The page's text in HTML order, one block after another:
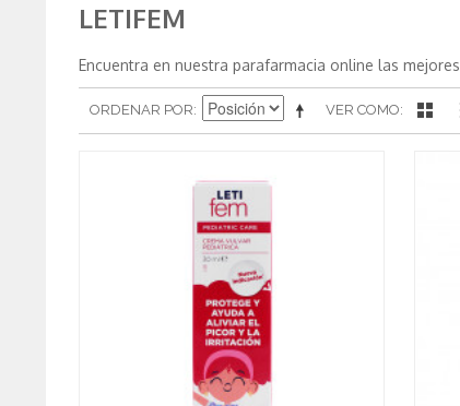
LETIFEM
Encuentra en nuestra parafarmacia online las
VER COMO
ORDENAR POR